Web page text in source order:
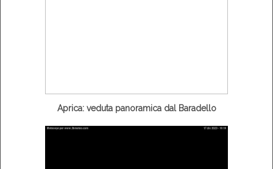
Aprica: veduta panoramica dal Baradello